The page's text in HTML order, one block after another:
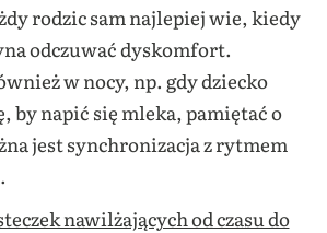
rodzic sam najlepiej wie, kiedy
odczuwać dyskomfort.
w nocy, np. gdy dziecko
by napić się mleka, pamiętać o
jest synchronizacja z rytmem
nawilżających od czasu do